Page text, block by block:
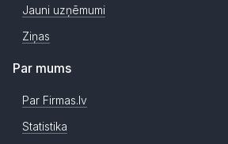
Jauni uzņēmumi
Ziņas
Par mums
Par Firmas.lv
Statistika